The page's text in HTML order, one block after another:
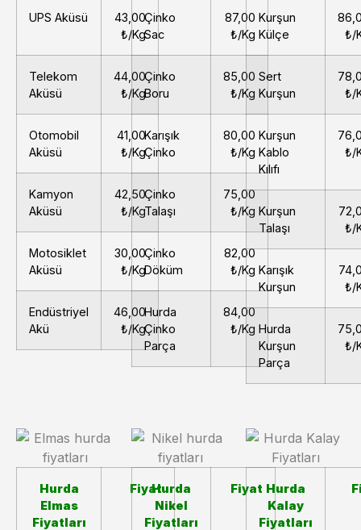
UPS Aküsü
43,00
₺/Kg
Telekom
Aküsü
44,00
₺/Kg
Otomobil
Aküsü
41,00
₺/Kg
Kamyon
Aküsü
42,50
₺/Kg
Motosiklet
Aküsü
30,00
₺/Kg
Endüstriyel
Akü
46,00
₺/Kg
Çinko
Sac
87,00
₺/Kg
Çinko
Boru
85,00
₺/Kg
Karışık
Çinko
80,00
₺/Kg
Çinko
Talaşı
75,00
₺/Kg
Çinko
Döküm
82,00
₺/Kg
Hurda
Çinko
Parça
84,00
₺/Kg
Kurşun
Külçe
₺/
Sert
Kurşun
₺/
Kurşun
Kablo
Kılıfı
₺/
Kurşun
Talaşı
₺/
Karışık
Kurşun
₺/
Hurda
Kurşun
Parça
₺/
Hurda
Elmas
Fiyatları
FiyatHurda
Nikel
Fiyatları
Fiyat Hurda
Kalay
Fiyatları